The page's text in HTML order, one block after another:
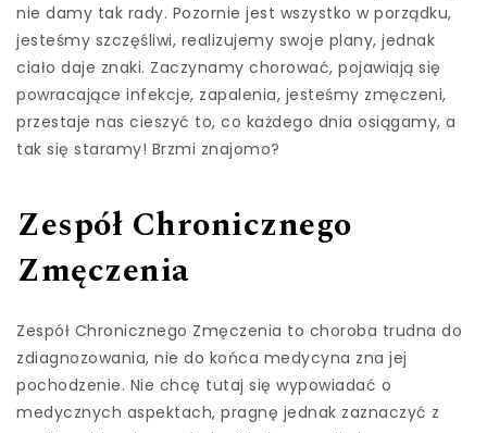
nie damy tak rady. Pozornie jest wszystko w porządku,
jesteśmy szczęśliwi, realizujemy swoje plany, jednak
ciało daje znaki. Zaczynamy chorować, pojawiają się
powracające infekcje, zapalenia, jesteśmy zmęczeni,
przestaje nas cieszyć to, co każdego dnia osiągamy, a
tak się staramy! Brzmi znajomo?
Zespół Chronicznego
Zmęczenia
Zespół Chronicznego Zmęczenia to choroba trudna do
zdiagnozowania, nie do końca medycyna zna jej
pochodzenie. Nie chcę tutaj się wypowiadać o
medycznych aspektach, pragnę jednak zaznaczyć z